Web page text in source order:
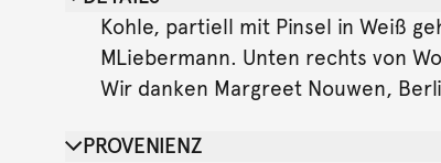
Kohle, partiell mit Pinsel in Weiß
MLiebermann. Unten rechts von
Wir danken Margreet Nouwen,
PROVENIENZ